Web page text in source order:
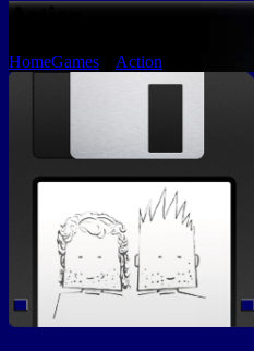
Action
HomeGames Action